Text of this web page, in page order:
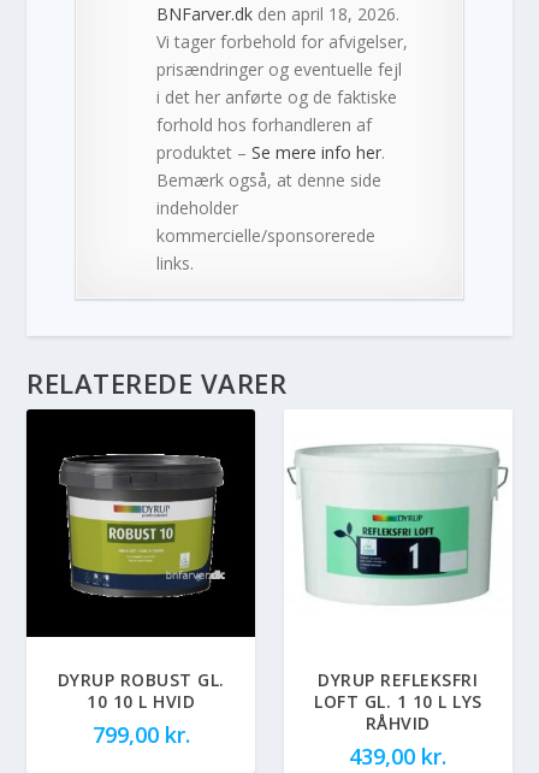
BNFarver.dk den april 18, 2026.
Vi tager forbehold for afvigelser,
prisændringer og eventuelle fejl
i det her anførte og de faktiske
forhold hos forhandleren af
produktet –Se mere info her.
Bemærk også, at denne side
indeholder
kommercielle/sponsorerede
links.
RELATEREDE VARER
DYRUP ROBUST GL.
10 10 L HVID
799,00 kr.
DYRUP REFLEKSFRI
LOFT GL. 1 10 L LYS
RÅHVID
439,00 kr.